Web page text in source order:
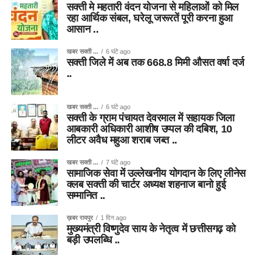
सक्ती मे महतारी वंदन योजना से महिलाओं को मिल
रहा आर्थिक संबल, घरेलू जरूरतें पूरी करना हुआ
आसान ..
खबर सक्ती ... 6 घंटे ago
सक्ती जिले में अब तक 668.8 मिमी औसत वर्षा दर्ज
..
खबर सक्ती ... 6 घंटे ago
सक्ती के ग्राम पंचायत देवरमाल में सहायक जिला
आबकारी अधिकारी आशीष उप्पल की दबिश, 10
लीटर अवैध महुआ शराब जब्त ..
खबर सक्ती ... 7 घंटे ago
सामाजिक सेवा में उल्लेखनीय योगदान के लिए लीनेस
क्लब सक्ती की चार्टर अध्यक्ष शहनाज बानो हुई
सम्मानित ..
ख़बर रायपुर 1 दिन ago
मुख्यमंत्री विष्णुदेव साय के नेतृत्व में छत्तीसगढ़ को
बड़ी उपलब्धि ..